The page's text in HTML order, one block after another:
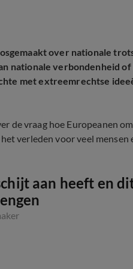
over nationale
nationale verbondenheid
met extreemrechtse
de vraag hoe Europeanen
verleden voor veel mensen
aan heeft en